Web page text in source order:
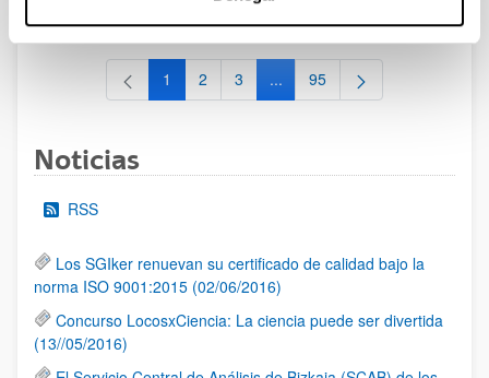
al 30/07/2026 (ambos incluídos)
Página
1 Página
2 Página
3 ...Páginas intermedias Use TAB
Página
95
Noticias
RSS
Los SGIker renuevan su certificado de calidad bajo la
norma ISO 9001:2015 (02/06/2016)
Concurso LocosxCiencia: La ciencia puede ser divertida
(13//05/2016)